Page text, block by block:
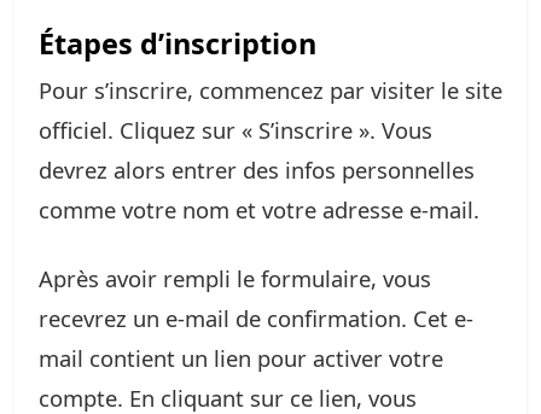
Étapes d’inscription
Pour s’inscrire, commencez par visiter le site
officiel. Cliquez sur « S’inscrire ». Vous
devrez alors entrer des infos personnelles
comme votre nom et votre adresse e-mail.
Après avoir rempli le formulaire, vous
recevrez un e-mail de confirmation. Cet e-
mail contient un lien pour activer votre
compte. En cliquant sur ce lien, vous